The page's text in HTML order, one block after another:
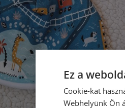
Ez a
Cookie-kat
Webhelyünk Ön